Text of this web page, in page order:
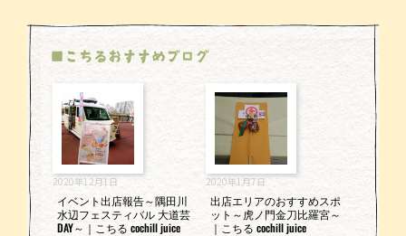
b
o
o
k
■こちるおすすめブログ
2020年12月1日
イベント出店報告～隅田川
水辺フェスティバル 大道芸
DAY～｜こちる cochill juice
2020年1月7日
出店エリアのおすすめスポ
ット～虎ノ門金刀比羅宮～
｜こちる cochill juice